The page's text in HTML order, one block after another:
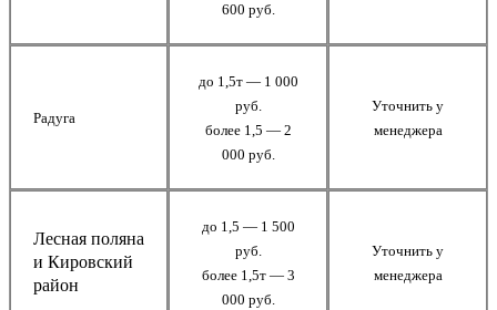
600 руб.
Радуга
до 1,5т — 1 000
руб.
более 1,5 — 2
000 руб.
Уточнить у
менеджера
Лесная поляна
и Кировский
район
до 1,5 — 1 500
руб.
более 1,5т — 3
000 руб.
Уточнить у
менеджера